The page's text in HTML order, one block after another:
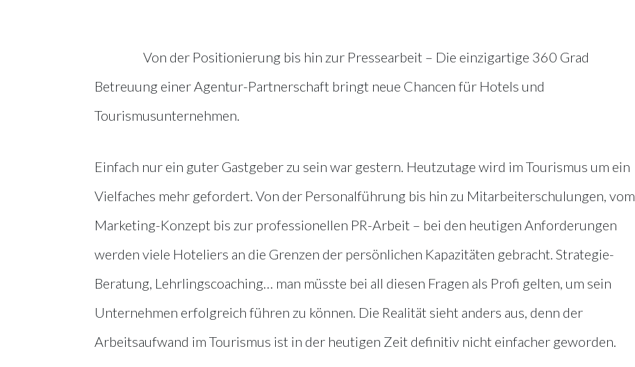
Von der Positionierung bis hin zur Pressearbeit – Die einzigartige 360 Grad
Betreuung einer Agentur-Partnerschaft bringt neue Chancen für Hotels und
Tourismusunternehmen.
Einfach nur ein guter Gastgeber zu sein war gestern. Heutzutage wird im Tourismus um ein
Vielfaches mehr gefordert. Von der Personalführung bis hin zu Mitarbeiterschulungen, vom
Marketing-Konzept bis zur professionellen PR-Arbeit – bei den heutigen Anforderungen
werden viele Hoteliers an die Grenzen der persönlichen Kapazitäten gebracht. Strategie-
Beratung, Lehrlingscoaching… man müsste bei all diesen Fragen als Profi gelten, um sein
Unternehmen erfolgreich führen zu können. Die Realität sieht anders aus, denn der
Arbeitsaufwand im Tourismus ist in der heutigen Zeit definitiv nicht einfacher geworden.